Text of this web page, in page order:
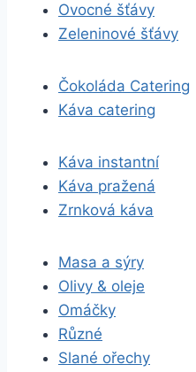
Ovocné šťávy
Zeleninové šťávy
Čokoláda Catering
Káva catering
Káva instantní
Káva pražená
Zrnková káva
Masa a sýry
Olivy & oleje
Omáčky
Různé
Slané ořechy